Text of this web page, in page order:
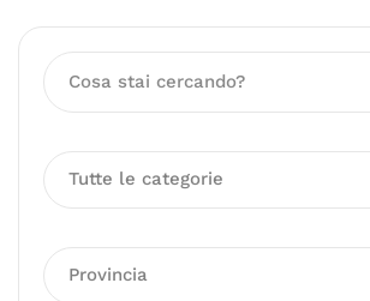
Tutte le categorie
Provincia